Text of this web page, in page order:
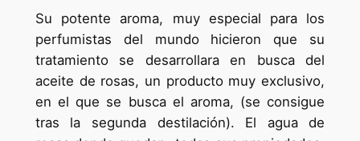
Su potente aroma, muy especial para los
perfumistas del mundo hicieron que su
tratamiento se desarrollara en busca del
aceite de rosas, un producto muy exclusivo,
en el que se busca el aroma, (se consigue
tras la segunda destilación). El agua de